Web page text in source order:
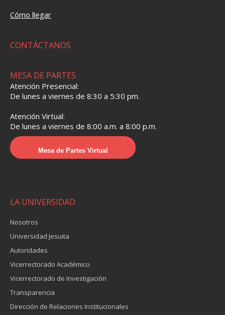
Cómo llegar
CONTÁCTANOS
MESA DE PARTES
Atención Presencial:
De lunes a viernes de 8:30 a 5:30 pm.
Atención Virtual:
De lunes a viernes de 8:00 a.m. a 8:00 p.m.
Mesa de Partes Virtual
LA UNIVERSIDAD
Nosotros
Universidad Jesuita
Autoridades
Vicerrectorado Académico
Vicerrectorado de Investigación
Transparencia
Dirección de Relaciones Institucionales